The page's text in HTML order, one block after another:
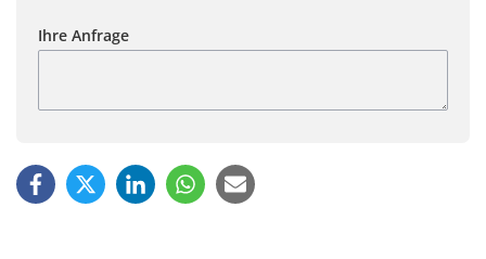
Ihre Anfrage